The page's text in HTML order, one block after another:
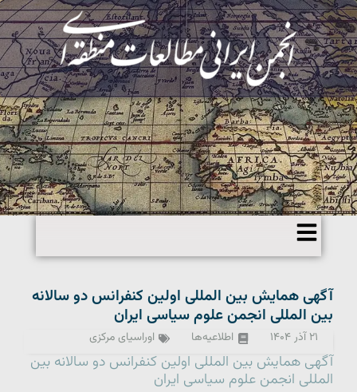
آگهی همایش بین المللی اولین کنفرانس دو سالانه
بین المللی انجمن علوم سیاسی ایران
۲۱ آذر ۱۴۰۴ اطلاعیه‌ها اوراسیای مرکزی
آگهی همایش بین المللی اولین کنفرانس دو سالانه بین
المللی انجمن علوم سیاسی ایران